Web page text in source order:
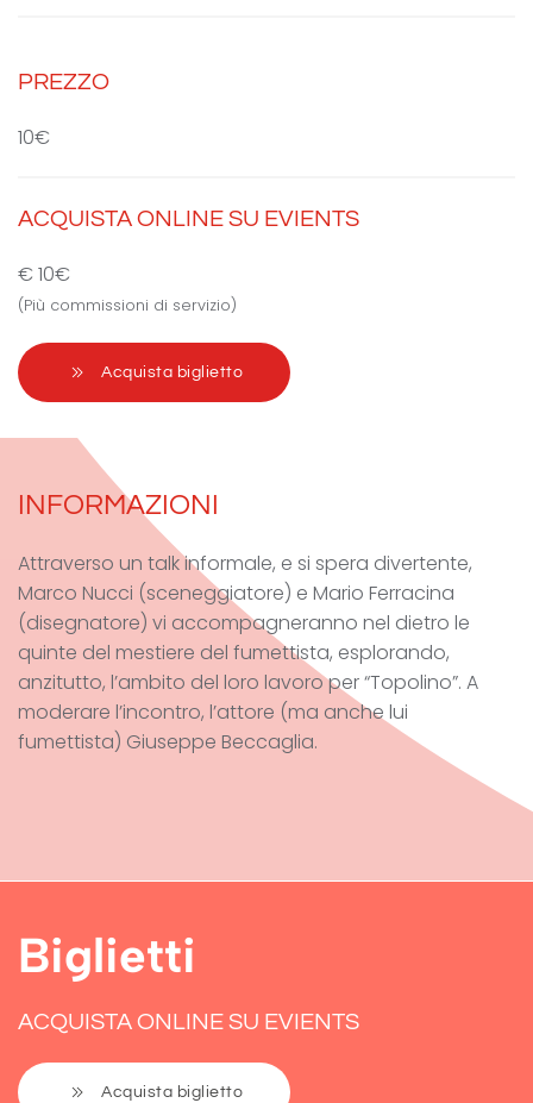
PREZZO
10€
ACQUISTA ONLINE SU EVIENTS
€ 10€
(Più commissioni di servizio)
Acquista biglietto
INFORMAZIONI
Attraverso un talk informale, e si spera divertente,
Marco Nucci (sceneggiatore) e Mario Ferracina
(disegnatore) vi accompagneranno nel dietro le
quinte del mestiere del fumettista, esplorando,
anzitutto, l’ambito del loro lavoro per “Topolino”. A
moderare l’incontro, l’attore (ma anche lui
fumettista) Giuseppe Beccaglia.
Biglietti
ACQUISTA ONLINE SU EVIENTS
Acquista biglietto